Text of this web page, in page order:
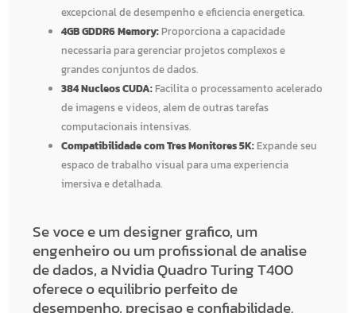
excepcional de desempenho e eficiencia energetica.
4GB GDDR6 Memory: Proporciona a capacidade
necessaria para gerenciar projetos complexos e
grandes conjuntos de dados.
384 Nucleos CUDA: Facilita o processamento acelerado
de imagens e videos, alem de outras tarefas
computacionais intensivas.
Compatibilidade com Tres Monitores 5K: Expande seu
espaco de trabalho visual para uma experiencia
imersiva e detalhada.
Se voce e um designer grafico, um
engenheiro ou um profissional de analise
de dados, a Nvidia Quadro Turing T400
oferece o equilibrio perfeito de
desempenho, precisao e confiabilidade.